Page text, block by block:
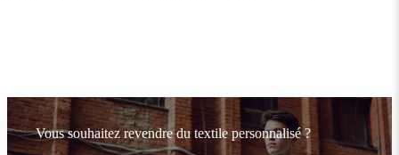
Vous souhaitez revendre du textile personnalisé ?